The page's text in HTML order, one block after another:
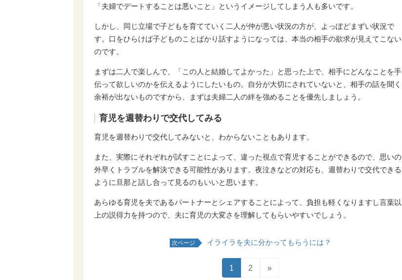
「夫婦でデートすることは悪いこと」というイメージしてしまう人も多いです。
しかし、同じ立場で子どもを育てていく二人が仲が悪い状況の方が、よっぽどまずい状況で
す。口をひらけば子どものことばかり話すようになっては、本当の相手の欲求が見えてこない
のです。
まずは二人で楽しんで、「この人と結婚してよかった」と思った上で、相手にどんなことを手
伝って欲しいのかを伝えるようにしたいもの。自分が大切にされていないと、相手の話を聞く
余裕が出ないものですから、まずは夫婦二人の絆を強めることを優先しましょう。
育児を週替わりで交代してみる
育児を週替わりで交代してみないと、わからないこともあります。
また、実際にそれぞれが試すことによって、違った視点で育児することができるので、思いの
外早くトラブルを解決できる可能性があります。夜泣きなどの対応も、週替わりで交代できる
ように旦那と話し合って見るのもいいと思います。
あらゆる育児を夫であるパートナーとシェアすることによって、負担も軽くなりますし言葉以
上の説得力を持つので、夫に育児の大変さを理解してもらいやすいでしょう。
次ページ イライラを夫に分かってもらうには？
1 2 »